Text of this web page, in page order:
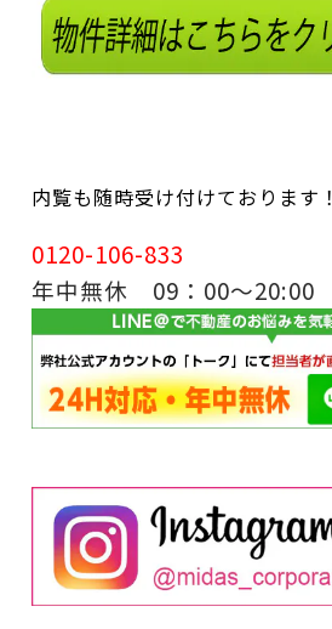
内覧も随時受け付けております！
0120-106-833
年中無休 09：00～20:00